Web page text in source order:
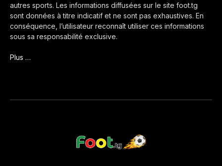
autres sports. Les informations diffusées sur le site foot.tg
sont données à titre indicatif et ne sont pas exhaustives. En
conséquence, l’utilisateur reconnaît utiliser ces informations
sous sa responsabilité exclusive.
Plus …